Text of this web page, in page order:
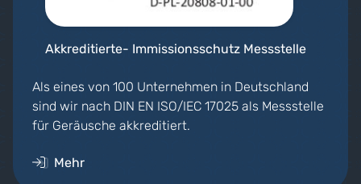
Akkreditierte- Immissionsschutz Messstelle
Als eines von 100 Unternehmen in Deutschland
sind wir nach DIN EN ISO/IEC 17025 als Messstelle
für Geräusche akkreditiert.
Mehr